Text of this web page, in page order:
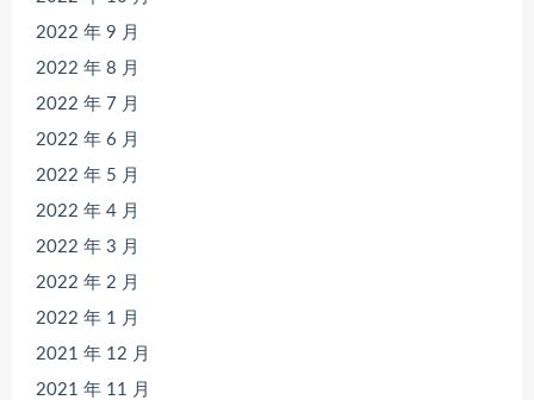
2022 年 9 月
2022 年 8 月
2022 年 7 月
2022 年 6 月
2022 年 5 月
2022 年 4 月
2022 年 3 月
2022 年 2 月
2022 年 1 月
2021 年 12 月
2021 年 11 月